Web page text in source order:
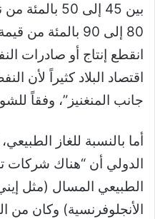
بين 45 إلى
80 إلى 90 بالمئة
انقطع إنتاج أو صادرات
اقتصاد البلاد كثيراً لأن
جانب المنغنيز”، وفقاً
أما بالنسبة للغاز
الدولي أن “هناك شركات
الطبيعي المسال (مثل إيني
الأنجلوفرنسية) وكان من